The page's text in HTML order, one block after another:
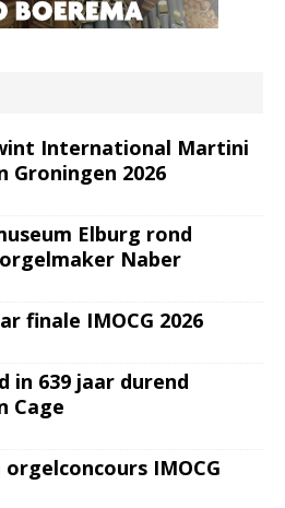
International Martini
Groningen 2026
Elburg rond
Naber
finale IMOCG 2026
in 639 jaar durend
Cage
IMOCG